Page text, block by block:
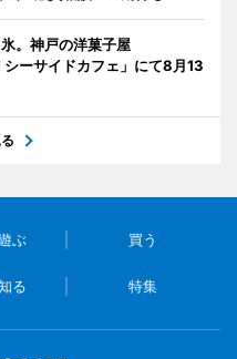
。神戸の洋菓子屋
シーサイドカフェ」にて8月13
ぶ 買う
る 特集